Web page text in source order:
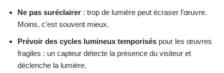
Ne pas suréclairer : trop de lumière peut écraser l’œuvre.
Moins, c’est souvent mieux.
Prévoir des cycles lumineux temporisés pour les œuvres
fragiles : un capteur détecte la présence du visiteur et
déclenche la lumière.